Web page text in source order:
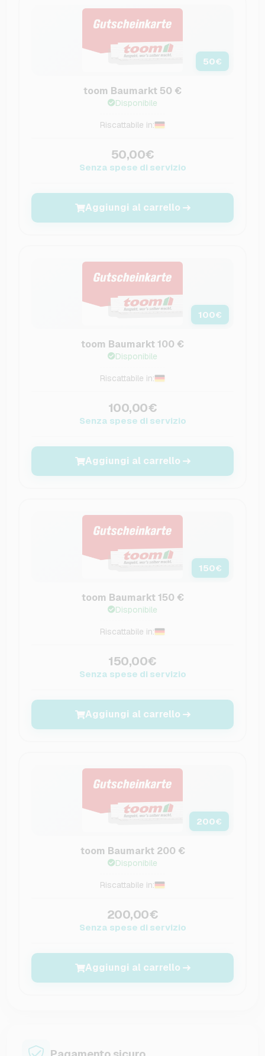
50€
toom Baumarkt 50 €
Disponibile
Riscattabile in:
50,00€
Senza spese di servizio
Aggiungi al carrello
100€
toom Baumarkt 100 €
Disponibile
Riscattabile in:
100,00€
Senza spese di servizio
Aggiungi al carrello
150€
toom Baumarkt 150 €
Disponibile
Riscattabile in:
150,00€
Senza spese di servizio
Aggiungi al carrello
200€
toom Baumarkt 200 €
Disponibile
Riscattabile in:
200,00€
Senza spese di servizio
Aggiungi al carrello